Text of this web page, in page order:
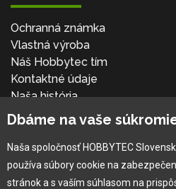
Ochranná známka
Vlastná výroba
Náš Hobbytec tím
Kontaktné údaje
Naša história
Kariéra
Pre zákazníka
Dbáme na vaše
Naša spoločnosť HOBBYTEC
používa súbory cookie na
stránok a s vaším súhlasom na